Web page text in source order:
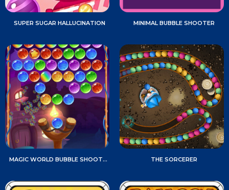
SUPER SUGAR HALLUCINATION MINIMAL BUBBLE SHOOTER
MAGIC WORLD BUBBLE SHOOTER THE SORCERER